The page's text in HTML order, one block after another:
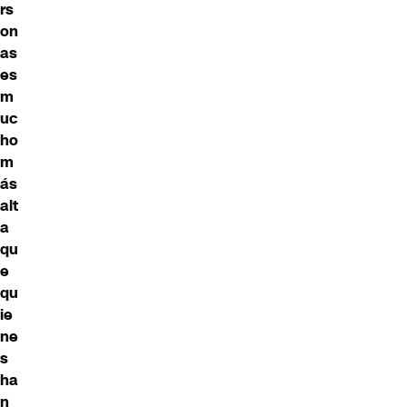
rs
on
as
es
m
uc
ho
m
ás
alt
a
qu
e
qu
ie
ne
s
ha
n